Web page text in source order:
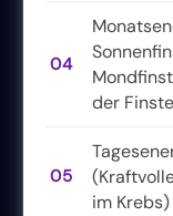
04
der
05
im Krebs)